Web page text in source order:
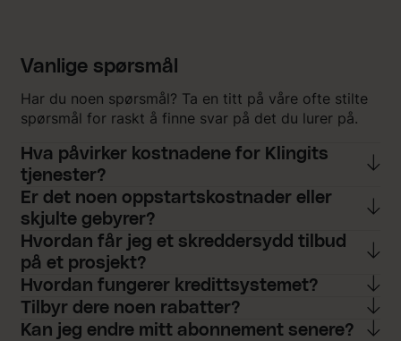
Vanlige spørsmål
Har du noen spørsmål? Ta en titt på våre ofte stilte
spørsmål for raskt å finne svar på det du lurer på.
Hva påvirker kostnadene for Klingits
tjenester?
Er det noen oppstartskostnader eller
skjulte gebyrer?
Hvordan får jeg et skreddersydd tilbud
på et prosjekt?
Hvordan fungerer kredittsystemet?
Tilbyr dere noen rabatter?
Kan jeg endre mitt abonnement senere?